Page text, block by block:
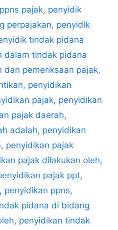
pajak, penyidik
perpajakan, penyidik
tindak pidana
dalam tindak pidana
dan pemeriksaan pajak,
, penyidikan
pajak, penyidikan
pajak daerah,
adalah, penyidikan
, penyidikan pajak
pajak dilakukan oleh,
pajak ppt,
, penyidikan ppns,
pidana di bidang
, penyidikan tindak